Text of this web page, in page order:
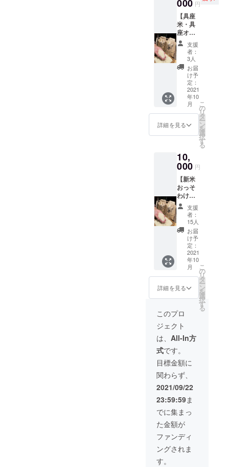
でお役
に立つ
と思い
ます。
配送方
法：常
温配送
す。 ＊
ピーマ
ン味噌
230g×2
ピーマ
ン味
噌：具
座の畑
で栽培
した
ピーマ
ンをふ
んだん
に使っ
てのご
飯と一
緒にお
召し上
がりく
ださ
い。 ・
米糀
500g×2
三瀬村
産コシ
ヒカリ
を使っ
ていま
す。く
はなく
て主食
使った
米糀で
す。 味
噌（保
法）要
冷蔵賞
味期
限：3ヶ
月（要
冷蔵）
配送方
法：常
温配送
粒一粒
の粘り
が強く
歯ごた
えのあ
る味わ
いが特
徴で
す。 ・
米味噌
800g×1
お味噌
は集落
の加工
組合の
のお米
は全て
で栽培
された
コシヒ
カリ
（主食
米）大
豆は全
てJA佐
賀の大
豆を使
用して
いま
す。具
座の女
所の事
として
も活動
いま
す。 ・
米糀
500g×1
三瀬村
ヒカリ
を使っ
す。く
ず米で
て主食
000 円
【具座
米・具
座オリ
ジナル
でぬぐ
い】 ▼
内容▼
・コシ
ヒカリ
米５
kg×1
ふっく
らとし
た炊き
あがり
の粘り
が強く
歯ごた
えのあ
る味わ
いが特
徴で
す。 ・
具座オ
リジナ
ルでぬ
ぐい
１枚 農
家民宿
「具
座」の
看板は
この手
字をそ
のまま
手ぬぐ
いにし
まし
た。ぜ
ひ手も
とに置
座の風
情を暮
らしの
中でお
楽しみ
下さ
い。濡
支援
者：
3人
お届
け予
定：
2021
年10
月
詳細を見る
こ
の
リ
タ
ー
ン
を
選
択
す
る
10,
000 円
【新米
おっそ
わけ
セッ
ト】 ＊
みつせ
米コシ
ヒカリ
新米５
キロ×２
くらと
した炊
きあが
りで、
粒の粘
りが強
く歯ご
たえの
ある味
わいが
特徴で
す。 ・
具座オ
リジナ
ルてぬ
ぐい1枚
農家民
宿「具
座」の
看板は
全て手
書き。
支援
者：
15人
お届
け予
定：
2021
年10
月
詳細を見る
こ
の
リ
タ
ー
ン
を
選
択
す
る
このプロ
ジェクト
は、 All-In方
式です。
目標金額に
関わらず、
2021/09/22
23:59:59ま
でに集まっ
た金額が
ファンディ
ングされま
す。